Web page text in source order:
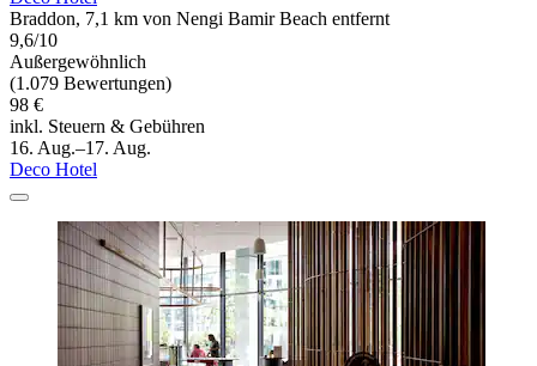
Braddon, 7,1 km von Nengi Bamir Beach entfernt
9,6/10
Außergewöhnlich
(1.079 Bewertungen)
98 €
inkl. Steuern & Gebühren
16. Aug.–17. Aug.
Deco Hotel